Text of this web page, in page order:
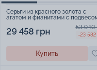
Серьги из красного золота с
агатом и фианитами с
29 458 грн 53 040
-23 582
Купить